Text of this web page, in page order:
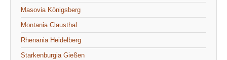
Masovia Königsberg
Montania Clausthal
Rhenania Heidelberg
Starkenburgia Gießen